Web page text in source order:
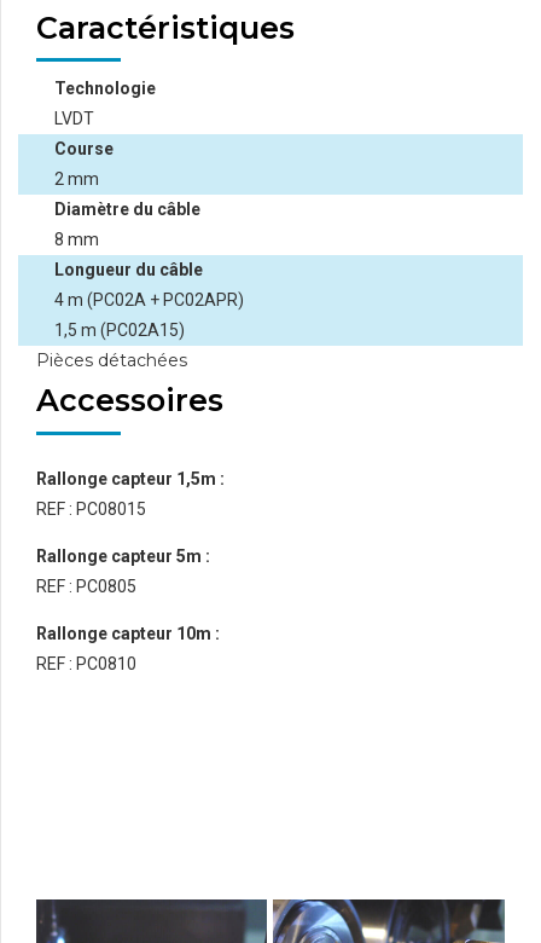
Caractéristiques
Technologie
LVDT
Course
2 mm
Diamètre du câble
8 mm
Longueur du câble
4 m (PC02A + PC02APR)
1,5 m (PC02A15)
Pièces détachées
Accessoires
Rallonge capteur 1,5m :
REF : PC08015
Rallonge capteur 5m :
REF : PC0805
Rallonge capteur 10m :
REF : PC0810